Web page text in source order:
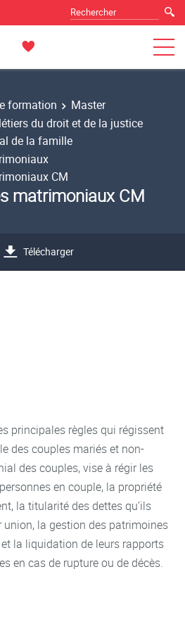
formation
Master
du droit et de la justice
de la famille
CM
matrimoniaux CM
Télécharger
principales règles qui régissent
des couples mariés et non-
des couples, vise à régir les
en couple, la propriété
la titularité des dettes qu’ils
la gestion des patrimoines
la liquidation de leurs rapports
en cas de rupture ou de décès.